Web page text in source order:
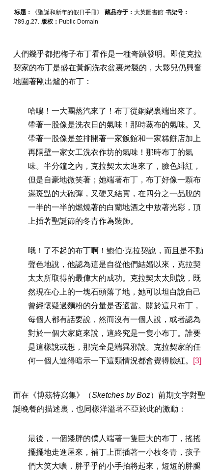
标题： 《聖誕和新年的假日手冊》 藏品存于： 大英圖書館 书架号：
789.g.27. 版权： Public Domain
人們幾乎都把梅子布丁看作是一種奇蹟發明。即使克拉
契家的布丁是盛在黃銅洗衣盆裏烤製的，大夥兒仍興奮
地圍著剛出爐的布丁：
哈嘍！一大團蒸汽來了！布丁從銅鍋裏端出來了。
帶著一股像是洗衣日的氣味！那時蒸布的氣味。又
帶著一股像是並排開著一家飯館和一家糕餅店加上
再隔壁一家女工洗衣作坊的氣味！那時布丁的氣
味。半分鐘之內，克拉契太太進來了，臉色緋紅，
但是自豪地微笑著；她端著布丁，布丁好像一顆布
滿斑點的大砲彈，又硬又結實，在四分之一品脫的
一半的一半的燃燒著的白蘭地酒之中放著光彩，頂
上插著聖誕節的冬青作為裝飾。
哦！了不起的布丁啊！鮑伯·克拉契說，而且是不動
聲色地說，他認為這是自從他們結婚以來，克拉契
太太所取得的最偉大的成功。克拉契太太則說，既
然現在心上的一塊石頭落了地，她可以坦白說自己
曾經懷疑過麵粉的分量是否適當。關於這只布丁，
每個人都有話要說，然而沒有一個人說，或者認為
對於一個大家庭來說，這終究是一隻小布丁。誰要
是這樣說或想，那完全是端異邪說。克拉契家的任
何一個人連得暗示一下這類情況都會覺得臉紅。
[3]
而在《博茲特寫集》（Sketches by Boz）前期文字對聖
誕晚餐的描述裏，也同樣洋溢著不亞於此的激動：
最後，一個矮胖的僕人端著一隻巨大的布丁，搖搖
擺擺地走進屋來，補丁上面插著一小枝冬青，孩子
們大笑大嚷，胖乎乎的小手拍將起來，短短的胖腿